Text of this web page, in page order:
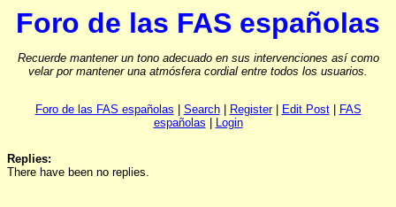
Foro de las FAS españolas
Recuerde mantener un tono adecuado en sus intervenciones así como
velar por mantener una atmósfera cordial entre todos los usuarios.
Foro de las FAS españolas Search| Register| Edit Post|
FAS
españolas
Login
Replies:
There have been no replies.